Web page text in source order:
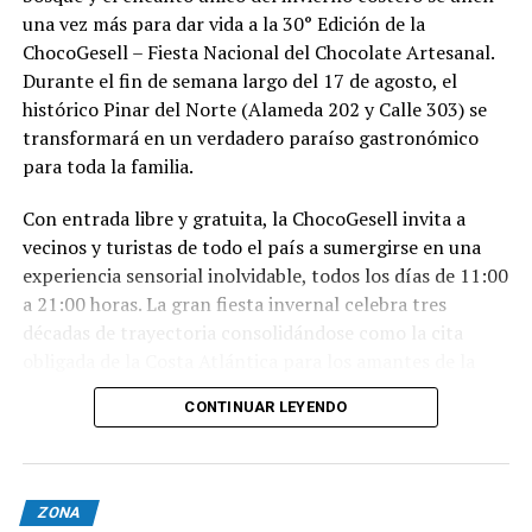
una vez más para dar vida a la 30° Edición de la
ChocoGesell – Fiesta Nacional del Chocolate Artesanal.
Durante el fin de semana largo del 17 de agosto, el
histórico Pinar del Norte (Alameda 202 y Calle 303) se
transformará en un verdadero paraíso gastronómico
para toda la familia.
Con entrada libre y gratuita, la ChocoGesell invita a
vecinos y turistas de todo el país a sumergirse en una
experiencia sensorial inolvidable, todos los días de 11:00
a 21:00 horas. La gran fiesta invernal celebra tres
décadas de trayectoria consolidándose como la cita
buena repostería, el paisaje natural y la tradición
geselina.
Sabores, espectáculos y naturaleza en un solo lugar
Nacida en 1996, la fiesta reúne este año al talento de los
CONTINUAR LEYENDO
ZONA